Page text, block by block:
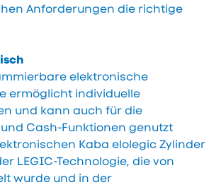
Anforderungen die richtige
elektronische
ermöglicht individuelle
und kann auch für die
Cash-Funktionen genutzt
Kaba elolegic Zylinder
LEGIC-Technologie, die von
wurde und in der